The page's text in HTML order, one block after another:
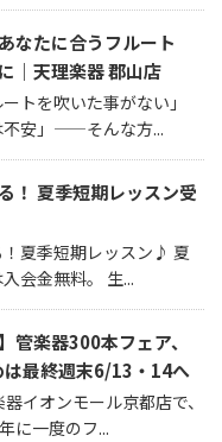
なたに合うフルート
｜天理楽器 郡山店
トを吹いた事がない」
不安」——そんな方...
！ 夏季短期レッスン受
夏季短期レッスン♪ 夏
会金無料。 生...
管楽器300本フェア、
最終週末6/13・14へ
イオンモール京都店で、
に一度のフ...